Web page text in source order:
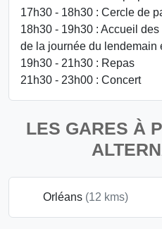
17h30 - 18h30 : Cercle de
18h30 - 19h30 : Accueil
de la journée du lendemain
19h30 - 21h30 : Repas
21h30 - 23h00 : Concert
LES GARES À
Orléans (12 kms)